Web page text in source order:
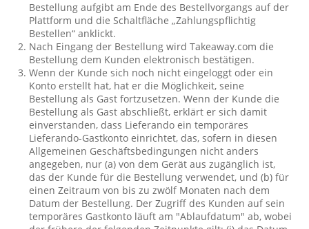
Bestellung aufgibt am Ende des Bestellvorgangs auf der
Plattform und die Schaltfläche „Zahlungspflichtig
Bestellen“ anklickt.
Nach Eingang der Bestellung wird Takeaway.com die
Bestellung dem Kunden elektronisch bestätigen.
Wenn der Kunde sich noch nicht eingeloggt oder ein
Konto erstellt hat, hat er die Möglichkeit, seine
Bestellung als Gast fortzusetzen. Wenn der Kunde die
Bestellung als Gast abschließt, erklärt er sich damit
einverstanden, dass Lieferando ein temporäres
Lieferando-Gastkonto einrichtet, das, sofern in diesen
Allgemeinen Geschäftsbedingungen nicht anders
angegeben, nur (a) von dem Gerät aus zugänglich ist,
das der Kunde für die Bestellung verwendet, und (b) für
einen Zeitraum von bis zu zwölf Monaten nach dem
Datum der Bestellung. Der Zugriff des Kunden auf sein
temporäres Gastkonto läuft am "Ablaufdatum" ab, wobei